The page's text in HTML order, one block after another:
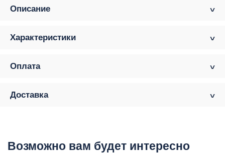
Описание
Характеристики
Оплата
Доставка
Возможно вам будет интересно